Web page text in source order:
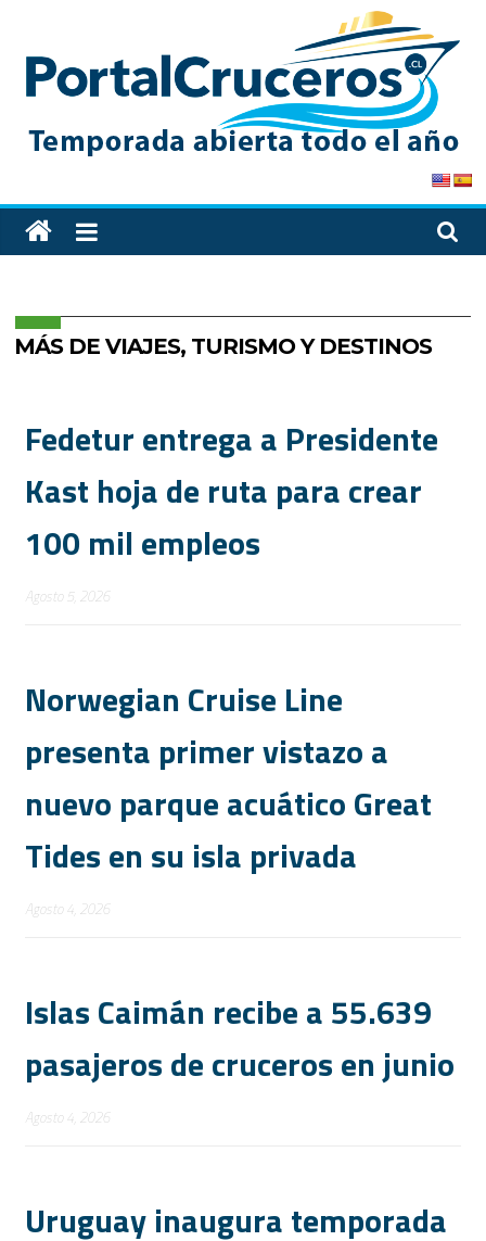
content
PortalCruceros
Toda
la
de
cruceros
sitio
MÁS DE VIAJES, TURISMO Y DESTINOS
Fedetur entrega a Presidente
Kast hoja de ruta para crear
100 mil empleos
Agosto 5, 2026
Norwegian Cruise Line
presenta primer vistazo a
nuevo parque acuático Great
Tides en su isla privada
Agosto 4, 2026
Islas Caimán recibe a 55.639
pasajeros de cruceros en junio
Agosto 4, 2026
Uruguay inaugura temporada